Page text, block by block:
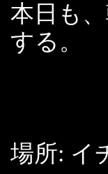
本日も
する。
場所: イ